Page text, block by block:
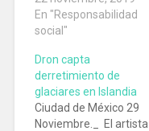
En "Responsabilidad
social"
Dron capta
derretimiento de
glaciares en Islandia
Ciudad de México 29
Noviembre._ El artista